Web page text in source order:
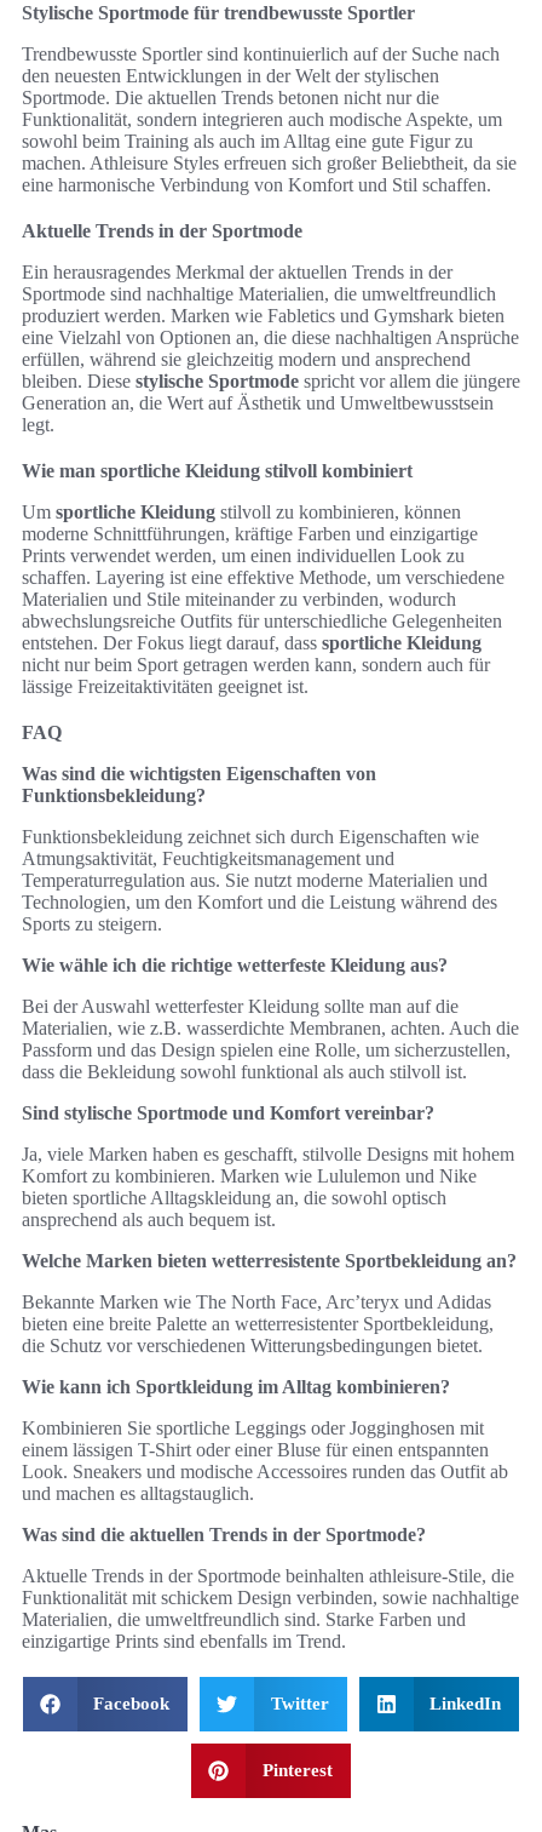
Stylische Sportmode für trendbewusste Sportler
Trendbewusste Sportler sind kontinuierlich auf der Suche nach
den neuesten Entwicklungen in der Welt der stylischen
Sportmode. Die aktuellen Trends betonen nicht nur die
Funktionalität, sondern integrieren auch modische Aspekte, um
sowohl beim Training als auch im Alltag eine gute Figur zu
machen. Athleisure Styles erfreuen sich großer Beliebtheit, da sie
eine harmonische Verbindung von Komfort und Stil schaffen.
Aktuelle Trends in der Sportmode
Ein herausragendes Merkmal der aktuellen Trends in der
Sportmode sind nachhaltige Materialien, die umweltfreundlich
produziert werden. Marken wie Fabletics und Gymshark bieten
eine Vielzahl von Optionen an, die diese nachhaltigen Ansprüche
erfüllen, während sie gleichzeitig modern und ansprechend
bleiben. Diese stylische Sportmode spricht vor allem die jüngere
Generation an, die Wert auf Ästhetik und Umweltbewusstsein
legt.
Wie man sportliche Kleidung stilvoll kombiniert
Um sportliche Kleidung stilvoll zu kombinieren, können
moderne Schnittführungen, kräftige Farben und einzigartige
Prints verwendet werden, um einen individuellen Look zu
schaffen. Layering ist eine effektive Methode, um verschiedene
Materialien und Stile miteinander zu verbinden, wodurch
abwechslungsreiche Outfits für unterschiedliche Gelegenheiten
entstehen. Der Fokus liegt darauf, dass sportliche Kleidung
nicht nur beim Sport getragen werden kann, sondern auch für
lässige Freizeitaktivitäten geeignet ist.
FAQ
Was sind die wichtigsten Eigenschaften von
Funktionsbekleidung?
Funktionsbekleidung zeichnet sich durch Eigenschaften wie
Atmungsaktivität, Feuchtigkeitsmanagement und
Temperaturregulation aus. Sie nutzt moderne Materialien und
Technologien, um den Komfort und die Leistung während des
Sports zu steigern.
Wie wähle ich die richtige wetterfeste Kleidung aus?
Bei der Auswahl wetterfester Kleidung sollte man auf die
Materialien, wie z.B. wasserdichte Membranen, achten. Auch die
Passform und das Design spielen eine Rolle, um sicherzustellen,
dass die Bekleidung sowohl funktional als auch stilvoll ist.
Sind stylische Sportmode und Komfort vereinbar?
Ja, viele Marken haben es geschafft, stilvolle Designs mit hohem
Komfort zu kombinieren. Marken wie Lululemon und Nike
bieten sportliche Alltagskleidung an, die sowohl optisch
ansprechend als auch bequem ist.
Welche Marken bieten wetterresistente Sportbekleidung an?
Bekannte Marken wie The North Face, Arc’teryx und Adidas
bieten eine breite Palette an wetterresistenter Sportbekleidung,
die Schutz vor verschiedenen Witterungsbedingungen bietet.
Wie kann ich Sportkleidung im Alltag kombinieren?
Kombinieren Sie sportliche Leggings oder Jogginghosen mit
einem lässigen T-Shirt oder einer Bluse für einen entspannten
Look. Sneakers und modische Accessoires runden das Outfit ab
und machen es alltagstauglich.
Was sind die aktuellen Trends in der Sportmode?
Aktuelle Trends in der Sportmode beinhalten athleisure-Stile, die
Funktionalität mit schickem Design verbinden, sowie nachhaltige
Materialien, die umweltfreundlich sind. Starke Farben und
einzigartige Prints sind ebenfalls im Trend.
Facebook Twitter LinkedIn
Pinterest